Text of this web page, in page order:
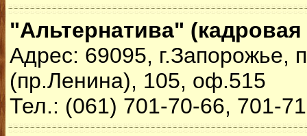
"Альтернатива"
Адрес: 69095, г.Запорожье,
(пр.Ленина), 105, оф.515
Тел.: (061) 701-70-66, 701-